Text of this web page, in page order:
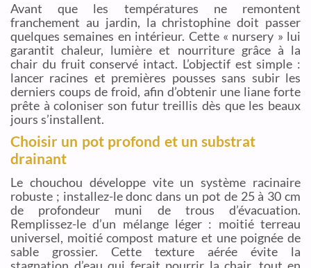
Avant que les températures ne remontent
franchement au jardin, la christophine doit passer
quelques semaines en intérieur. Cette « nursery » lui
garantit chaleur, lumière et nourriture grâce à la
chair du fruit conservé intact. L’objectif est simple :
lancer racines et premières pousses sans subir les
derniers coups de froid, afin d’obtenir une liane forte
prête à coloniser son futur treillis dès que les beaux
jours s’installent.
Choisir un pot profond et un substrat
drainant
Le chouchou développe vite un système racinaire
robuste ; installez-le donc dans un pot de 25 à 30 cm
de profondeur muni de trous d’évacuation.
Remplissez-le d’un mélange léger : moitié terreau
universel, moitié compost mature et une poignée de
sable grossier. Cette texture aérée évite la